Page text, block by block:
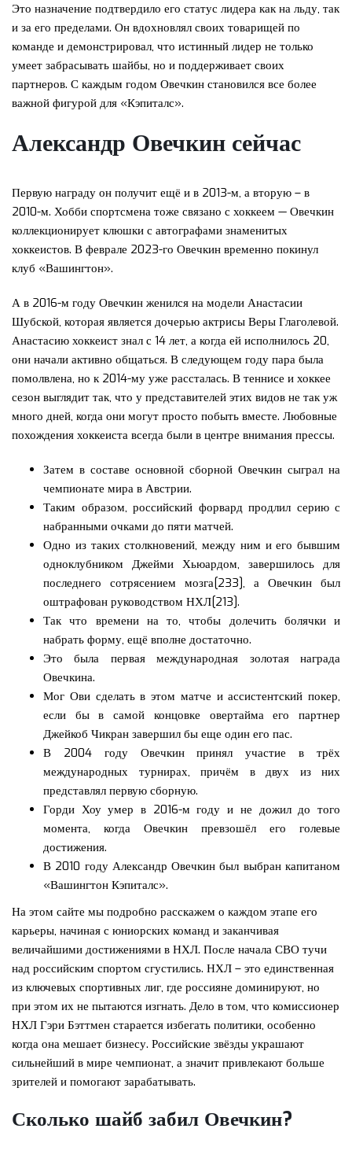
Это назначение подтвердило его статус лидера как на льду, так
и за его пределами. Он вдохновлял своих товарищей по
команде и демонстрировал, что истинный лидер не только
умеет забрасывать шайбы, но и поддерживает своих
партнеров. С каждым годом Овечкин становился все более
важной фигурой для «Кэпиталс».
Александр Овечкин сейчас
Первую награду он получит ещё и в 2013-м, а вторую – в
2010-м. Хобби спортсмена тоже связано с хоккеем — Овечкин
коллекционирует клюшки с автографами знаменитых
хоккеистов. В феврале 2023-го Овечкин временно покинул
клуб «Вашингтон».
А в 2016-м году Овечкин женился на модели Анастасии
Шубской, которая является дочерью актрисы Веры Глаголевой.
Анастасию хоккеист знал с 14 лет, а когда ей исполнилось 20,
они начали активно общаться. В следующем году пара была
помолвлена, но к 2014-му уже рассталась. В теннисе и хоккее
сезон выглядит так, что у представителей этих видов не так уж
много дней, когда они могут просто побыть вместе. Любовные
похождения хоккеиста всегда были в центре внимания прессы.
Затем в составе основной сборной Овечкин сыграл на
чемпионате мира в Австрии.
Таким образом, российский форвард продлил серию с
набранными очками до пяти матчей.
Одно из таких столкновений, между ним и его бывшим
одноклубником Джейми Хьюардом, завершилось для
последнего сотрясением мозга[233], а Овечкин был
оштрафован руководством НХЛ[213].
Так что времени на то, чтобы долечить болячки и
набрать форму, ещё вполне достаточно.
Это была первая международная золотая награда
Овечкина.
Мог Ови сделать в этом матче и ассистентский покер,
если бы в самой концовке овертайма его партнер
Джейкоб Чикран завершил бы еще один его пас.
В 2004 году Овечкин принял участие в трёх
международных турнирах, причём в двух из них
представлял первую сборную.
Горди Хоу умер в 2016-м году и не дожил до того
момента, когда Овечкин превзошёл его голевые
достижения.
В 2010 году Александр Овечкин был выбран капитаном
«Вашингтон Кэпиталс».
На этом сайте мы подробно расскажем о каждом этапе его
карьеры, начиная с юниорских команд и заканчивая
величайшими достижениями в НХЛ. После начала СВО тучи
над российским спортом сгустились. НХЛ – это единственная
из ключевых спортивных лиг, где россияне доминируют, но
при этом их не пытаются изгнать. Дело в том, что комиссионер
НХЛ Гэри Бэттмен старается избегать политики, особенно
когда она мешает бизнесу. Российские звёзды украшают
сильнейший в мире чемпионат, а значит привлекают больше
зрителей и помогают зарабатывать.
Сколько шайб забил Овечкин?